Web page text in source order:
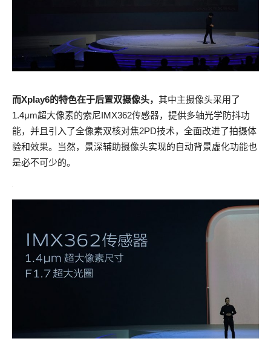
而Xplay6的特色在于后置双摄像头， 其中主摄像头采用了
1.4μm超大像素的索尼IMX362传感器，提供多轴光学防抖功
能，并且引入了全像素双核对焦2PD技术，全面改进了拍摄体
验和效果。当然，景深辅助摄像头实现的自动背景虚化功能也
是必不可少的。